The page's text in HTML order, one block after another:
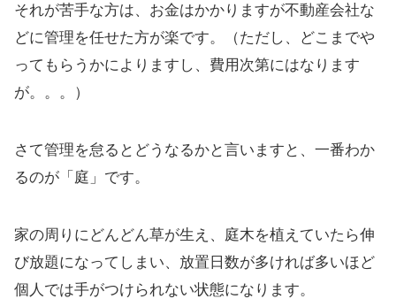
それが苦手な方は、お金はかかりますが不動産会社な
どに管理を任せた方が楽です。（ただし、どこまでや
ってもらうかによりますし、費用次第にはなります
が。。。）
さて管理を怠るとどうなるかと言いますと、一番わか
るのが「庭」です。
家の周りにどんどん草が生え、庭木を植えていたら伸
び放題になってしまい、放置日数が多ければ多いほど
個人では手がつけられない状態になります。